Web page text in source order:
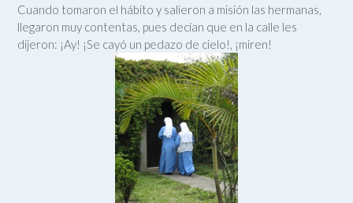
Cuando tomaron el hábito y salieron a misión las hermanas,
llegaron muy contentas, pues decían que en la calle les
dijeron: ¡Ay! ¡Se cayó un pedazo de cielo!, ¡miren!